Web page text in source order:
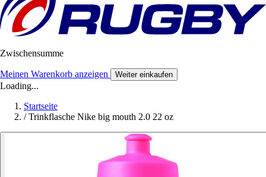
Zwischensumme
Meinen Warenkorb anzeigen Weiter einkaufen
Loading...
Startseite
/ Trinkflasche Nike big mouth 2.0 22 oz